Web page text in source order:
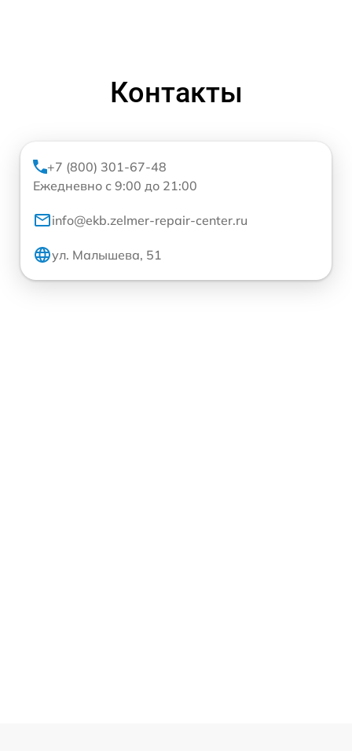
Контакты
+7 (800) 301-67-48
Ежедневно с 9:00 до 21:00
info@ekb.zelmer-repair-center.ru
ул. Малышева, 51